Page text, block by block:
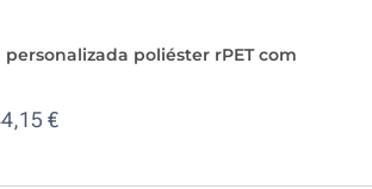
poliéster rPET com
€